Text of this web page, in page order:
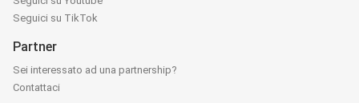
Seguici su TikTok
Partner
Sei interessato ad una partnership?
Contattaci